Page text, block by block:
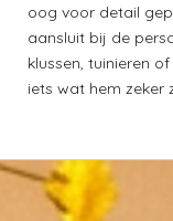
oog voor detail
aansluit bij de
klussen, tuinieren
iets wat hem zeker